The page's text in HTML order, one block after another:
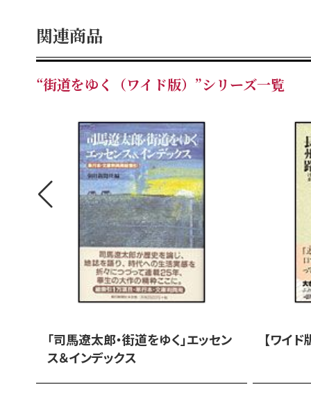
関連商品
“街道をゆく（ワイド版）”シリーズ一覧
「司馬遼太郎・街道をゆく」エッセン
ス＆インデックス
【ワイ